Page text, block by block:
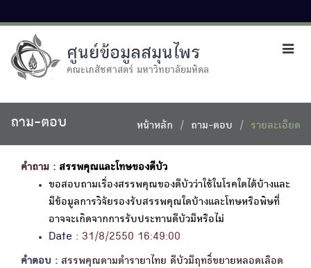
ศูนย์ข้อมูลสมุนไพร
คณะเภสัชศาสตร์ มหาวิทยาลัยมหิดล
ถาม-ตอบ หน้าหลัก ถาม-ตอบ รายละเอียด
คำถาม : สรรพคุณและโทษของดีบัว
ขอสอบถามเรื่องสรรพคุณของดีบัวว่าใช้ในโรคใดได้บ้างและ
มีข้อมูลการวิจัยรองรับสรรพคุณใดบ้างและโทษหรือพิษที่
อาจจะเกิดจากการรับประทานดีบัวมีหรือไม่
Date : 31/8/2550 16:49:00
คำตอบ : สรรพคุณตามตำรายาไทย ดีบัวมีฤทธิ์ขยายหลอดเลือด